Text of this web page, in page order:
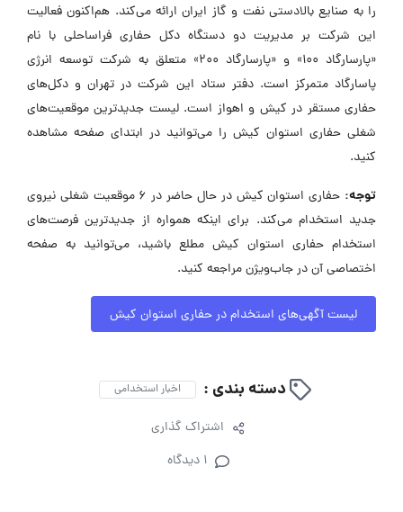
را به صنایع بالادستی نفت و گاز ایران ارائه می‌کند. هم‌اکنون فعالیت
این شرکت بر مدیریت دو دستگاه دکل حفاری فراساحلی با نام
«پارسارگاد 100» و «پارسارگاد 200» متعلق به شرکت توسعه انرژی
پاسارگاد متمرکز است. دفتر ستاد این شرکت در تهران و دکل‌های
حفاری مستقر در کیش و اهواز است. لیست جدیدترین موقعیت‌های
شغلی حفاری استوان کیش را می‌توانید در ابتدای صفحه مشاهده
کنید.
توجه:
حفاری استوان کیش در حال حاضر در ۶ موقعیت شغلی نیروی
جدید استخدام می‌کند. برای اینکه همواره از جدیدترین فرصت‌های
استخدام حفاری استوان کیش مطلع باشید، می‌توانید به صفحه
اختصاصی آن در جاب‌ویژن مراجعه کنید.
لیست آگهی‌های استخدام در حفاری استوان کیش
دسته بندی : اخبار استخدامی
اشتراک گذاری
1 دیدگاه